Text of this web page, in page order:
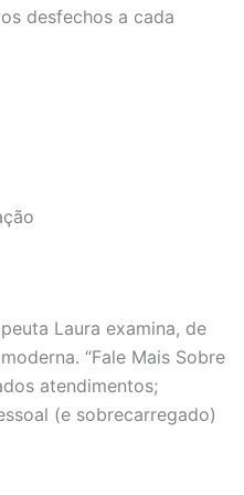
desfechos a cada
Laura examina, de
“Fale Mais Sobre
atendimentos;
(e sobrecarregado)